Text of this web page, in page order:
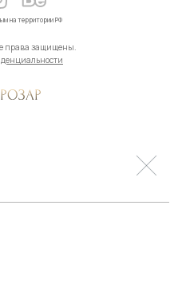
права защищены.
на территории РФ